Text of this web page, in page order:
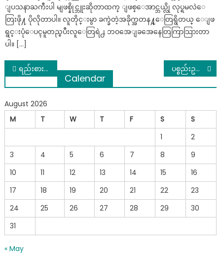
ျပသနာႀကီးပါ မျဖစ္နိုင္ဘူးဆိုတာထက္ ျဖစ္ေအာင္ဘယ္လို လုပ္ရမလဲေ
တြးဖို႔ ပိုလိုတာပါ။ လူတိုင္းမွာ ခက္ခဲတဲ့အခိုက္အတန႔္ေတြရွိတယ္ ေျဖ
ရွင္းပုံေပၚမူတည္ၿပီးလူေတြရဲ႕ ဘဝအေျခအေနေတြကြာသြားတာ
ပါ။ […]
Post
navigation
ရည်းစားဟောင်း၏ မင်္ဂလာပွဲသို့သွားရောက်ပြီး သတိုးသမီးလိုဝတ်ကာ ”ငါနဲ့လက်ထပ်ပါ”ဆိုပြီး ငိုယိုတောင်းပန်သည့် မိန်းကလေးကြောင့် မင်္ဂလာပွဲပျက်သွားခဲ့ရ ပစ္စည်းဥစ္စာ သူရှာသော်လည်း ဇနီးဖြစ်သူဆွမ်းလောင်းလျှင် ခင်ပွန်းကုသိုလ် ရမရ
Calendar
August 2026
M
T W T F S
S
1
2
3
4 5 6 7 8
9
10
11 12 13 14 15
16
17
18 19 20 21 22
23
24
25 26 27 28 29
30
31
« May